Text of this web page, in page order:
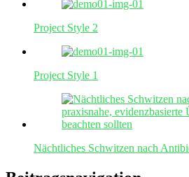
Project Style 2
Project Style 1
Nächtliches Schwitzen nach